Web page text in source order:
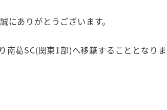
にありがとうございます。
葛SC(関東1部)へ移籍することとなり